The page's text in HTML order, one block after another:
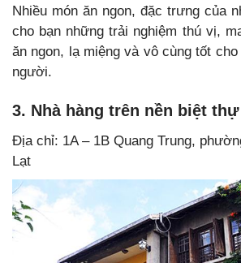
Nhiều món ăn ngon, đặc trưng của
cho bạn những trải nghiệm thú vị,
ăn ngon, lạ miệng và vô cùng tốt
người.
3. Nhà hàng trên nền biệt
Địa chỉ: 1A – 1B Quang Trung,
Lạt